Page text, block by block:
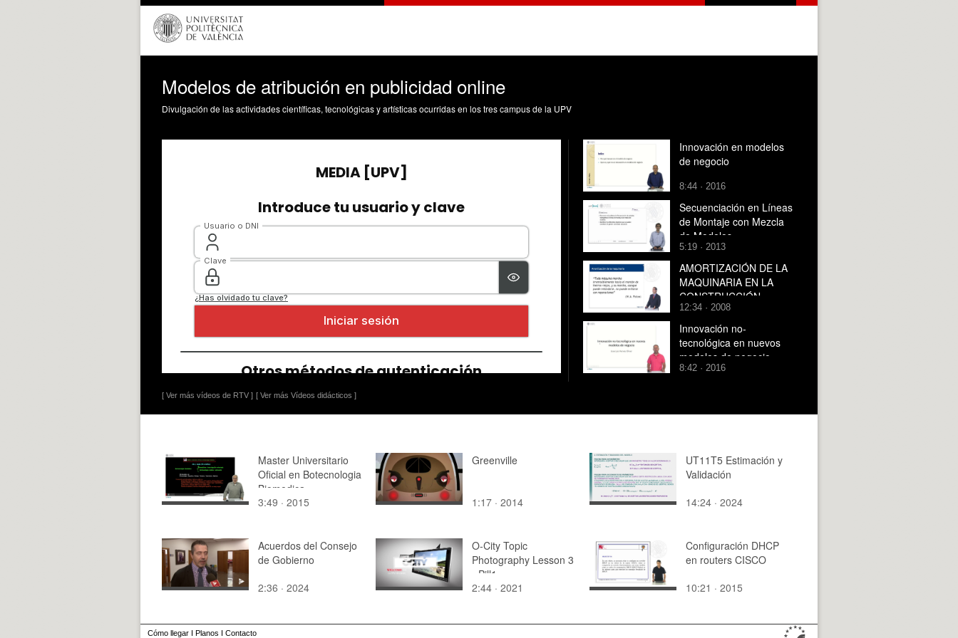
Modelos de atribución en publicidad online
Divulgación de las actividades científicas, tecnológicas y artísticas ocurridas en los tres campus de la UPV
[ Ver más vídeos de RTV ] [ Ver más Vídeos didácticos ]
Innovación en modelos
de negocio
8:44 · 2016
Secuenciación en Líneas
de Montaje con Mezcla
de Modelos
5:19 · 2013
AMORTIZACIÓN DE LA
MAQUINARIA EN LA
CONSTRUCCIÓN
12:34 · 2008
Innovación no-
tecnológica en nuevos
modelos de negocio
8:42 · 2016
Master Universitario
Oficial en Botecnologia
Biomedica
3:49 · 2015
Greenville
1:17 · 2014
UT11T5 Estimación y
Validación
14:24 · 2024
Acuerdos del Consejo
de Gobierno
2:36 · 2024
O-City Topic
Photography Lesson 3
- Pill1
2:44 · 2021
Configuración DHCP
en routers CISCO
10:21 · 2015
Cómo llegar I Planos I Contacto